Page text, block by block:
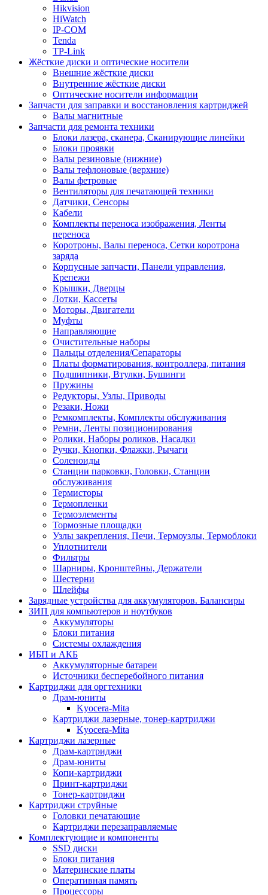
Hikvision
HiWatch
IP-COM
Tenda
TP-Link
Жёсткие диски и оптические носители
Внешние жёсткие диски
Внутренние жёсткие диски
Оптические носители информации
Запчасти для заправки и восстановления картриджей
Валы магнитные
Запчасти для ремонта техники
Блоки лазера, сканера, Сканирующие линейки
Блоки проявки
Валы резиновые (нижние)
Валы тефлоновые (верхние)
Валы фетровые
Вентиляторы для печатающей техники
Датчики, Сенсоры
Кабели
Комплекты переноса изображения, Ленты
переноса
Коротроны, Валы переноса, Сетки коротрона
заряда
Корпусные запчасти, Панели управления,
Крепежи
Крышки, Дверцы
Лотки, Кассеты
Моторы, Двигатели
Муфты
Направляющие
Очистительные наборы
Пальцы отделения/Сепараторы
Платы форматирования, контроллера, питания
Подшипники, Втулки, Бушинги
Пружины
Редукторы, Узлы, Приводы
Резаки, Ножи
Ремкомплекты, Комплекты обслуживания
Ремни, Ленты позиционирования
Ролики, Наборы роликов, Насадки
Ручки, Кнопки, Флажки, Рычаги
Соленоиды
Станции парковки, Головки, Станции
обслуживания
Термисторы
Термопленки
Термоэлементы
Тормозные площадки
Узлы закрепления, Печи, Термоузлы, Термоблоки
Уплотнители
Фильтры
Шарниры, Кронштейны, Держатели
Шестерни
Шлейфы
Зарядные устройства для аккумуляторов. Балансиры
ЗИП для компьютеров и ноутбуков
Аккумуляторы
Блоки питания
Системы охлаждения
ИБП и АКБ
Аккумуляторные батареи
Источники бесперебойного питания
Картриджи для оргтехники
Драм-юниты
Kyocera-Mita
Картриджи лазерные, тонер-картриджи
Kyocera-Mita
Картриджи лазерные
Драм-картриджи
Драм-юниты
Копи-картриджи
Принт-картриджи
Тонер-картриджи
Картриджи струйные
Головки печатающие
Картриджи перезаправляемые
Комплектующие и компоненты
SSD диски
Блоки питания
Материнские платы
Оперативная память
Процессоры